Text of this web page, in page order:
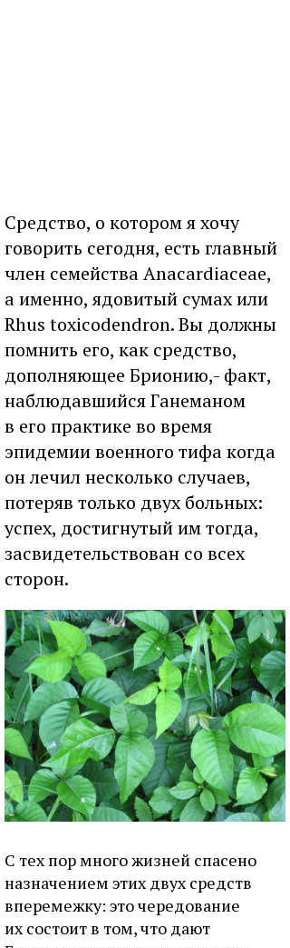
Средство, о котором я хочу
говорить сегодня, есть главный
член семейства Anacardiaceae,
а именно, ядовитый сумах или
Rhus toxicodendron. Вы должны
помнить его, как средство,
дополняющее Брионию,- факт,
наблюдавшийся Ганеманом
в его практике во время
эпидемии военного тифа когда
он лечил несколько случаев,
потеряв только двух больных:
успех, достигнутый им тогда,
засвидетельствован со всех
сторон.
С тех пор много жизней спасено
назначением этих двух средств
вперемежку: это чередование
их состоит в том, что дают